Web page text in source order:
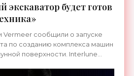
будет готов
Vermeer сообщили о запуске
по созданию комплекса машин
поверхности. Interlune